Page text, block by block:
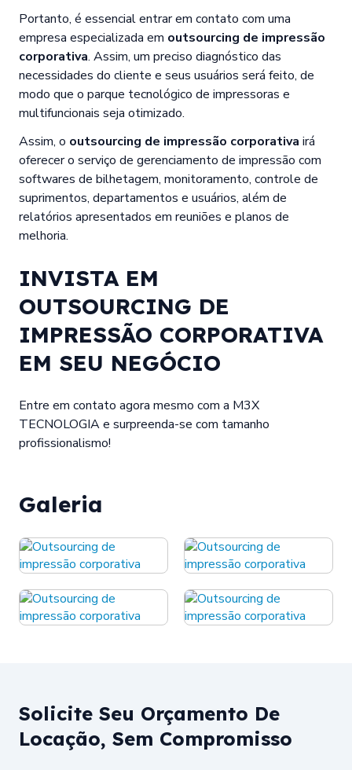
Portanto, é essencial entrar em contato com uma
empresa especializada em outsourcing de impressão
corporativa. Assim, um preciso diagnóstico das
necessidades do cliente e seus usuários será feito, de
modo que o parque tecnológico de impressoras e
multifuncionais seja otimizado.
Assim, o outsourcing de impressão corporativa irá
oferecer o serviço de gerenciamento de impressão com
softwares de bilhetagem, monitoramento, controle de
suprimentos, departamentos e usuários, além de
relatórios apresentados em reuniões e planos de
melhoria.
INVISTA EM
OUTSOURCING DE
IMPRESSÃO CORPORATIVA
EM SEU NEGÓCIO
Entre em contato agora mesmo com a M3X
TECNOLOGIA e surpreenda-se com tamanho
profissionalismo!
Galeria
Solicite Seu Orçamento De
Locação, Sem Compromisso